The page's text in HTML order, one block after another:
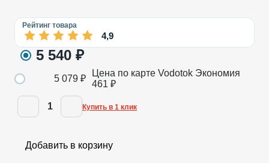
Рейтинг товара
4,9
5 540 ₽
5 079 ₽
Цена по карте Vodotok Экономия
461 ₽
1 Купить в 1 клик
Добавить в корзину